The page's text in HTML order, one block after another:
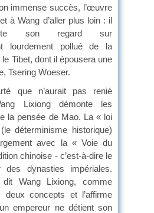
immense succès, l’œuvre
à Wang d’aller plus loin : il
son regard sur
lourdement pollué de la
Tibet, dont il épousera une
Tsering Woeser.
que n’aurait pas renié
Lixiong démonte les
la pensée de Mao. La « loi
déterminisme historique)
avec la « Voie du
chinoise - c’est-à-dire le
dynasties impériales.
Wang Lixiong, comme
deux concepts et l’affirme
empereur ne détient son